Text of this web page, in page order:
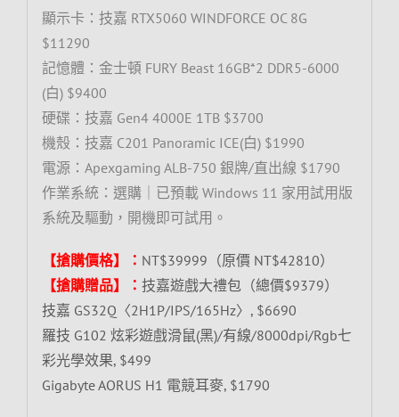
顯示卡：技嘉 RTX5060 WINDFORCE OC 8G
$11290
記憶體：金士頓 FURY Beast 16GB*2 DDR5-6000
(白) $9400
硬碟：技嘉 Gen4 4000E 1TB $3700
機殼：技嘉 C201 Panoramic ICE(白) $1990
電源：Apexgaming ALB-750 銀牌/直出線 $1790
作業系統：選購｜已預載 Windows 11 家用試用版
系統及驅動，開機即可試用。
【搶購價格】： NT$39999（原價 NT$42810）
【搶購贈品】： 技嘉遊戲大禮包（總價$9379）
技嘉 GS32Q〈2H1P/IPS/165Hz〉, $6690
羅技 G102 炫彩遊戲滑鼠(黑)/有線/8000dpi/Rgb七
彩光學效果, $499
Gigabyte AORUS H1 電競耳麥, $1790